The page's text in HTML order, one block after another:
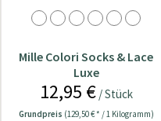
Mille Colori Socks & Lace
Luxe
Bordeaux/Dunkelgrün/Lachs
Lang Yarns Wolle
12,95 €/ Stück
Grundpreis (129,50 € * / 1 Kilogramm)